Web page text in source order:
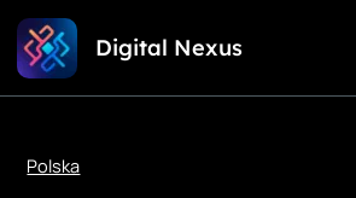
Przejdź
do
treści
Digital Nexus
Polska